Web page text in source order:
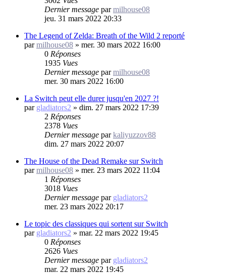
Dernier message parmilhouse08
jeu. 31 mars 2022 20:33
The Legend of Zelda: Breath of the Wild 2 reporté
parmilhouse08 » mer. 30 mars 2022 16:00
0 Réponses
1935 Vues
Dernier message parmilhouse08
mer. 30 mars 2022 16:00
La Switch peut elle durer jusqu'en 2027 ?!
par gladiators2 » dim. 27 mars 2022 17:39
2 Réponses
2378 Vues
Dernier message parkaliyuzzov88
dim. 27 mars 2022 20:07
The House of the Dead Remake sur Switch
parmilhouse08 » mer. 23 mars 2022 11:04
1 Réponses
3018 Vues
Dernier message par gladiators2
mer. 23 mars 2022 20:17
Le topic des classiques qui sortent sur Switch
par gladiators2 » mar. 22 mars 2022 19:45
0 Réponses
2626 Vues
Dernier message par gladiators2
mar. 22 mars 2022 19:45